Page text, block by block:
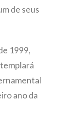
de seus
1999,
ano da